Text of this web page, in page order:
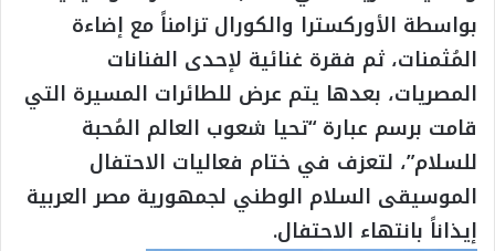
بواسطة الأوركسترا والكورال تزامناً مع إضاءة
المُثمنات، ثم فقرة غنائية لإحدى الفنانات
المصريات، بعدها يتم عرض للطائرات المسيرة التي
قامت برسم عبارة “تحيا شعوب العالم المُحبة
للسلام”، لتعزف في ختام فعاليات الاحتفال
الموسيقى السلام الوطني لجمهورية مصر العربية
إيذاناً بانتهاء الاحتفال.